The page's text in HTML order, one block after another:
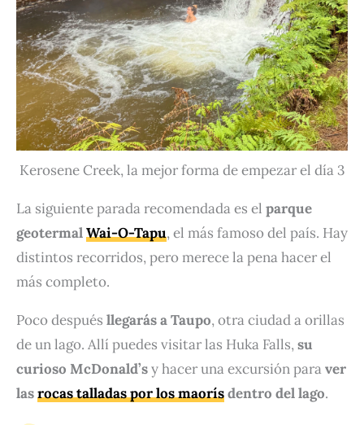
Kerosene Creek, la mejor forma de empezar el día 3
La siguiente parada recomendada es el parque
geotermalWai-O-Tapu, el más famoso del país. Hay
distintos recorridos, pero merece la pena hacer el
más completo.
Poco después llegarás a Taupo, otra ciudad a orillas
de un lago. Allí puedes visitar las Huka Falls,su
curioso McDonald’sy hacer una excursión paraver
lasrocas talladas por los maorísdentro del lago.